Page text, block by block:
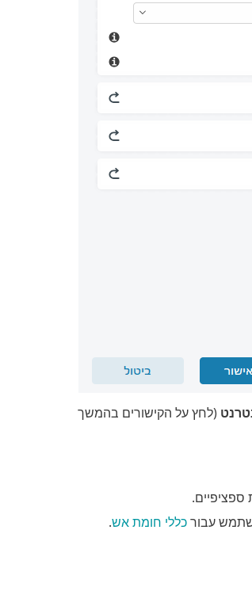
(לחץ על הקישורים בהמשך
כללי חומת אש.